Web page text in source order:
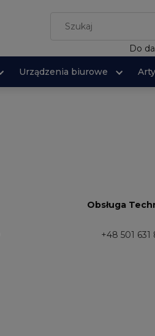
Do
Urządzenia biurowe
Obsługa
+48 501 631